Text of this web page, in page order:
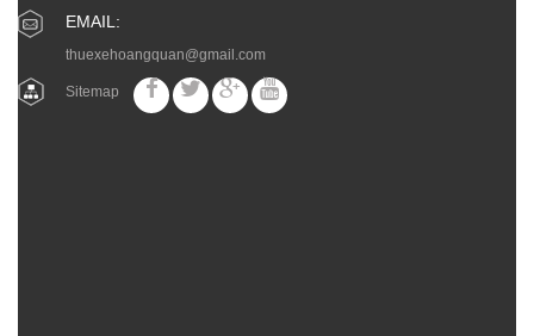
EMAIL:
thuexehoangquan@gmail.com
Sitemap